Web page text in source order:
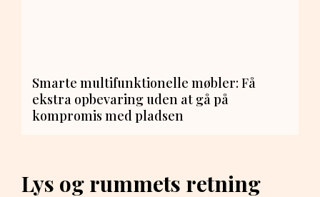
Smarte multifunktionelle møbler: Få
ekstra opbevaring uden at gå på
kompromis med pladsen
Lys og rummets retning